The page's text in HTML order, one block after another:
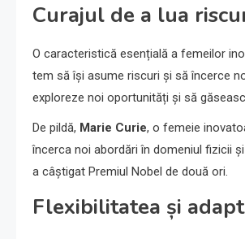
Curajul de a lua
O caracteristică esențială a femeilor
tem să își asume riscuri și să încerce
exploreze noi oportunități și să
De pildă, Marie Curie, o femeie
încerca noi abordări în domeniul fizicii
a câștigat Premiul Nobel de două ori.
Flexibilitatea și